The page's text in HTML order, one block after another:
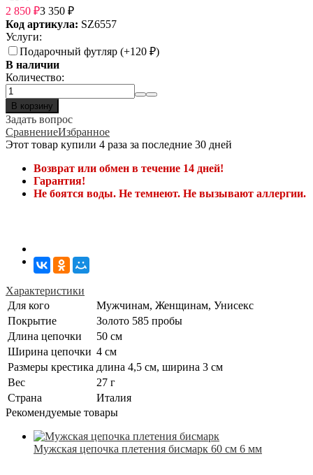
2 850 ₽3 350 ₽
Код артикула: SZ6557
Услуги:
Подарочный футляр (+120 ₽)
В наличии
Количество:
В корзину
Задать вопрос
СравнениеИзбранное
Этот товар купили 4 раза за последние 30 дней
Возврат или обмен в течение 14 дней!
Гарантия!
Не боятся воды. Не темнеют. Не вызывают аллергии.
Характеристики
Для кого
Мужчинам, Женщинам, Унисекс
Покрытие
Золото 585 пробы
Длина цепочки
50 см
Ширина цепочки 4 см
Размеры крестика длина 4,5 см, ширина 3 см
Вес
27 г
Страна
Италия
Рекомендуемые товары
Мужская цепочка плетения бисмарк 60 см 6 мм